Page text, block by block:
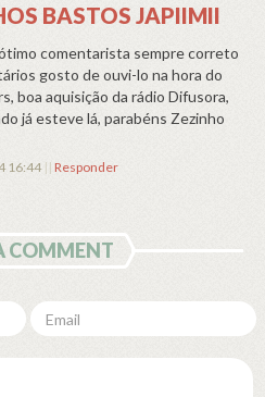
BASTOS JAPIIMII
comentarista sempre correto
gosto de ouvi-lo na hora do
boa aquisição da rádio Difusora,
já esteve lá, parabéns Zezinho
16:44 || Responder
COMMENT